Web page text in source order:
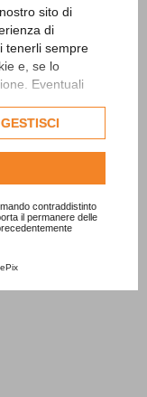
sito di
di
tenerli sempre
e, se lo
Eventuali
consenso
GESTISCI
contraddistinto
il permanere delle
VERDE SCURO